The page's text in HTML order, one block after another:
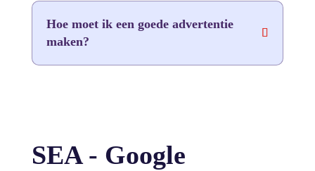
Hoe moet ik een goede advertentie
maken?
SEA - Google